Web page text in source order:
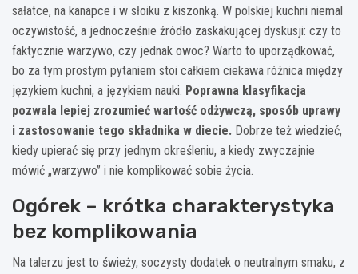
sałatce, na kanapce i w słoiku z kiszonką. W polskiej kuchni niemal
oczywistość, a jednocześnie źródło zaskakującej dyskusji: czy to
faktycznie warzywo, czy jednak owoc? Warto to uporządkować,
bo za tym prostym pytaniem stoi całkiem ciekawa różnica między
językiem kuchni, a językiem nauki. Poprawna klasyfikacja
pozwala lepiej zrozumieć wartość odżywczą, sposób uprawy
i zastosowanie tego składnika w diecie. Dobrze też wiedzieć,
kiedy upierać się przy jednym określeniu, a kiedy zwyczajnie
mówić „warzywo” i nie komplikować sobie życia.
Ogórek – krótka charakterystyka
bez komplikowania
Na talerzu jest to świeży, soczysty dodatek o neutralnym smaku, z